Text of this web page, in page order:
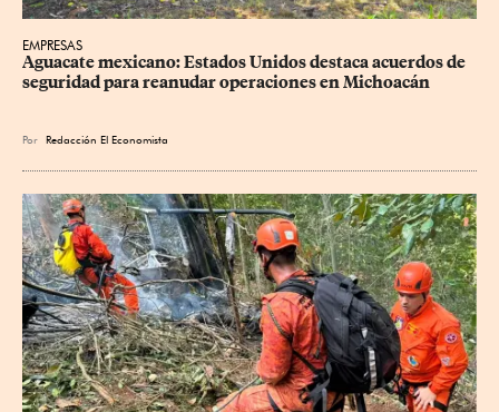
EMPRESAS
Aguacate mexicano: Estados Unidos destaca acuerdos de
seguridad para reanudar operaciones en Michoacán
Por Redacción El Economista